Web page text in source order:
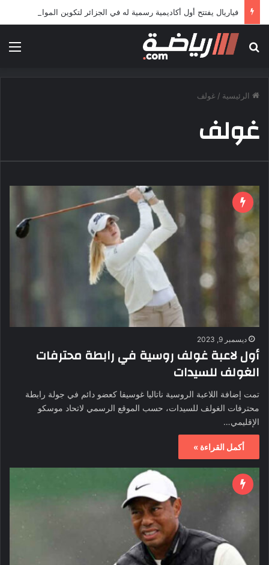
بحث عن
الرئيسية / غولف
غولف
ديسمبر 9, 2023
أول لاعبة غولف روسية في رابطة محترفات
الغولف للسيدات
تمت إضافة اللاعبة الروسية ناتاليا غوسيفا كعضو دائم في جولة رابطة
محترفات الغولف للسيدات، حسب الموقع الرسمي لاتحاد موسكو
الإقليمي…
أكمل القراءة »